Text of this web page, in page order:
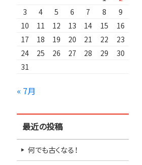
3
4 5 6 7 8
9
10
11 12 13 14 15
16
17
18 19 20 21 22
23
24
25 26 27 28 29
30
31
« 7月
最近の投稿
何でも古くなる！